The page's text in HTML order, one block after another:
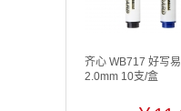
齐心 WB717 好写
2.0mm 10支/盒